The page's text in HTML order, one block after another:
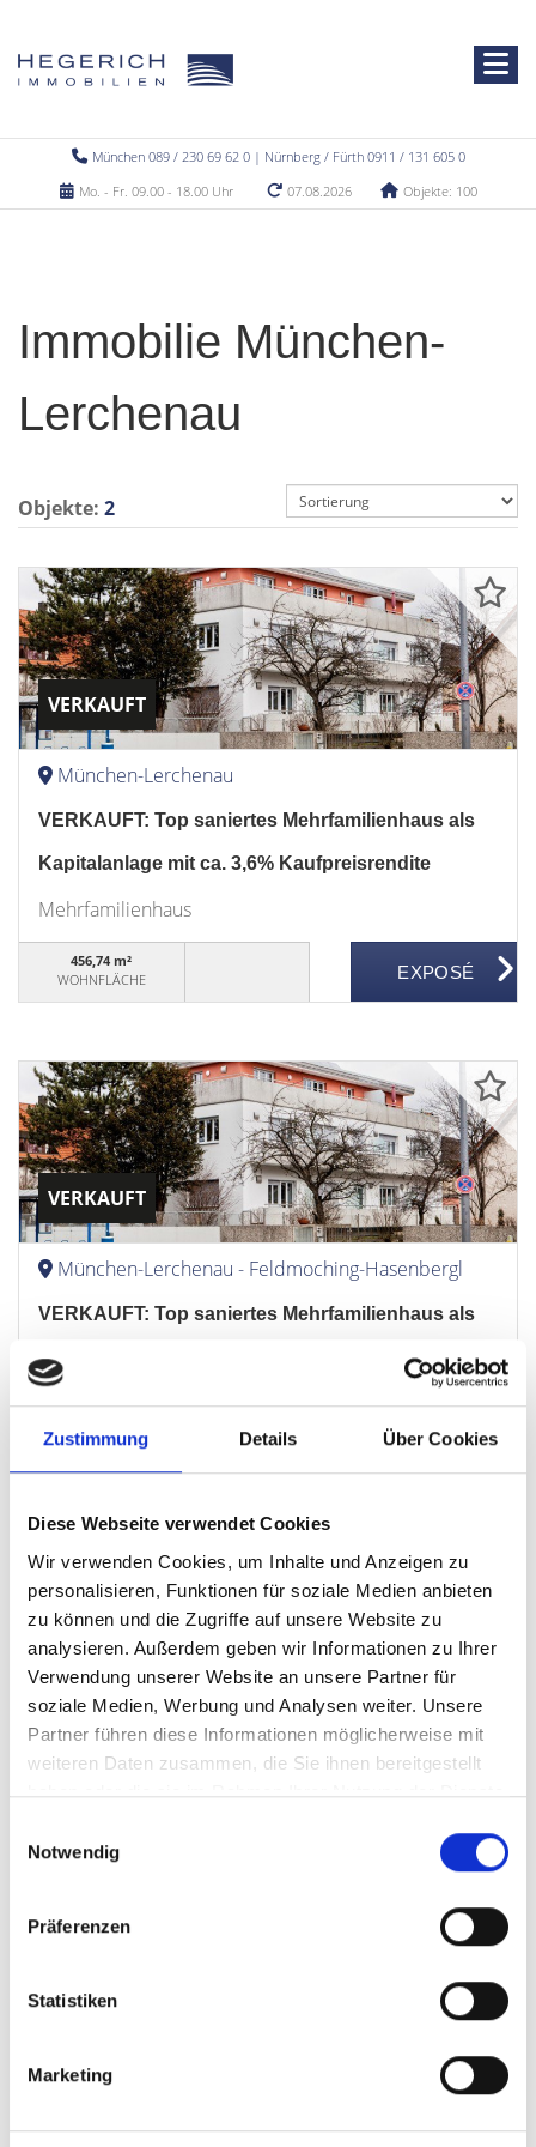
Zustimmung Details Über Cookies
Diese Webseite verwendet Cookies
Wir verwenden Cookies, um Inhalte und Anzeigen zu
personalisieren, Funktionen für soziale Medien anbieten
zu können und die Zugriffe auf unsere Website zu
analysieren. Außerdem geben wir Informationen zu Ihrer
Verwendung unserer Website an unsere Partner für
soziale Medien, Werbung und Analysen weiter. Unsere
Partner führen diese Informationen möglicherweise mit
weiteren Daten zusammen, die Sie ihnen bereitgestellt
haben oder die sie im Rahmen Ihrer Nutzung der Dienste
Notwendig
Präferenzen
Statistiken
Marketing
München 089 / 230 69 62 0 | Nürnberg / Fürth 0911 / 131 605 0
Mo. - Fr. 09.00 - 18.00 Uhr
07.08.2026 Objekte: 100
Immobilie München-
Lerchenau
Objekte: 2
VERKAUFT
München-Lerchenau
VERKAUFT: Top saniertes Mehrfamilienhaus als
Kapitalanlage mit ca. 3,6% Kaufpreisrendite
Mehrfamilienhaus
456,74 m²
WOHNFLÄCHE
VERKAUFT
München-Lerchenau - Feldmoching-Hasenbergl
VERKAUFT: Top saniertes Mehrfamilienhaus als
Kapitalanlage mit ca. 3,6% Kaufpreisrendite
Mehrfamilienhaus
FLÄCHE
München-Lerchenau Krailling Erlangen Ingolstadt
Oberding Fürth Nürnberg Gauting Dachau
Cadolzburg
Illesheim Garching Haar
Taufkirchen
Freystadt Burgthann
Gilching
Ammerndorf
München / Pasing
Wohnungverkauf Fürth
Immobilie